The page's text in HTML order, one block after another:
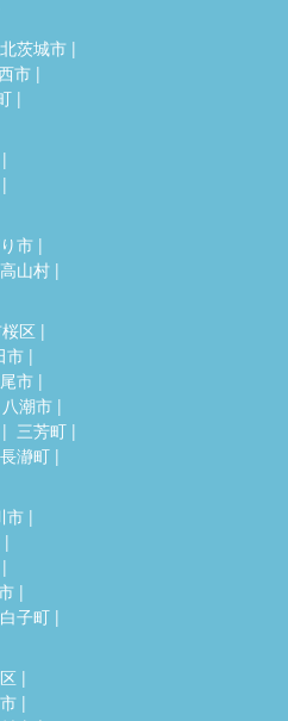
北茨城市
市
市
高山村
区
市
市
八潮市
三芳町
長瀞町
市
白子町